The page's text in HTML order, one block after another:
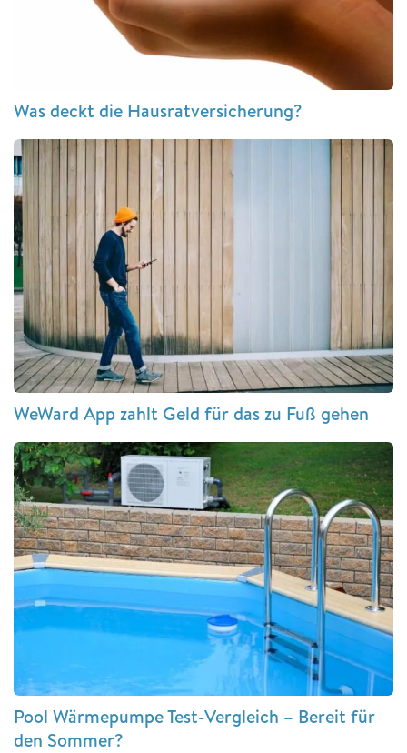
Was deckt die Hausratversicherung?
WeWard App zahlt Geld für das zu Fuß gehen
Pool Wärmepumpe Test-Vergleich – Bereit für
den Sommer?